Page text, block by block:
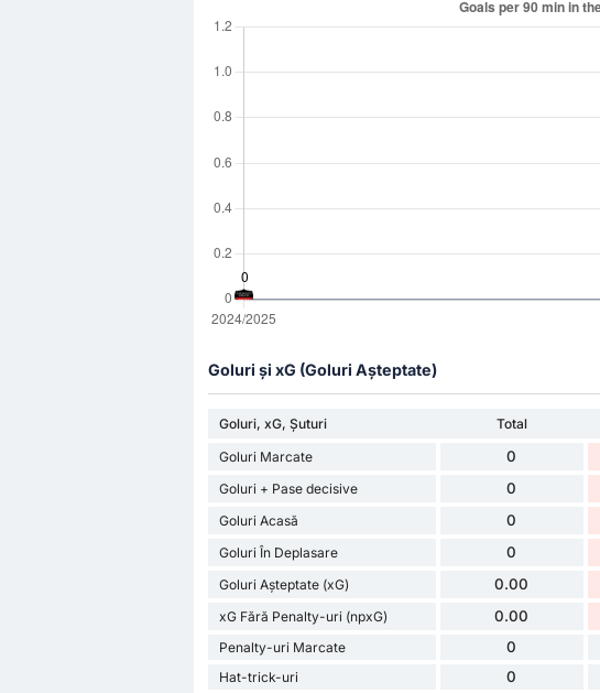
Goluri și xG (Goluri Așteptate)
Goluri, xG, Șuturi Total
Goluri Marcate
0
Goluri + Pase decisive 0
Goluri Acasă 0
Goluri În Deplasare 0
Goluri Așteptate (xG) 0.00
xG Fără Penalty-uri (npxG) 0.00
Penalty-uri Marcate 0
Hat-trick-uri 0